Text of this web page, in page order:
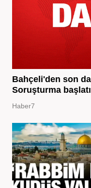
Bahçeli'den son
Soruşturma
Haber7